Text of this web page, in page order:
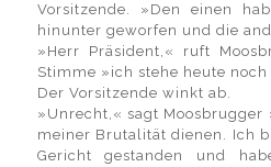
Vorsitzende. »Den einen
hinunter geworfen und die
»Herr Präsident,« ruft
Stimme »ich stehe heute
Der Vorsitzende winkt ab.
»Unrecht,« sagt Moosbrugger
meiner Brutalität dienen. Ich
Gericht gestanden und